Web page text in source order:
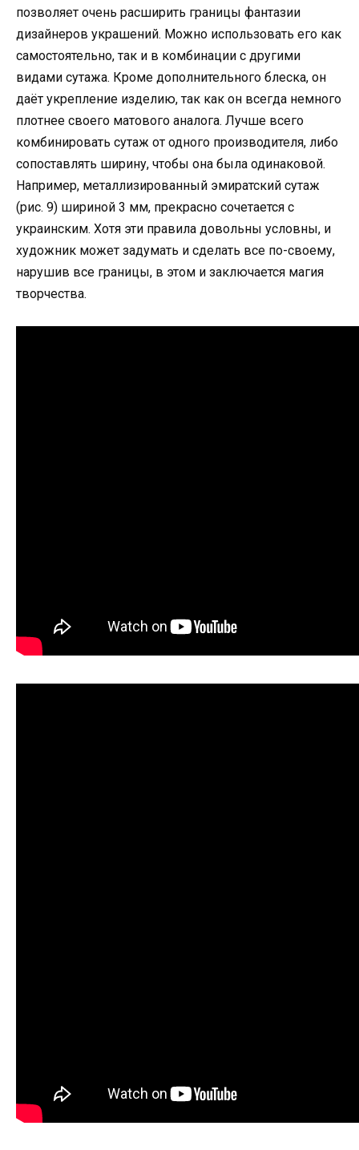
позволяет очень расширить границы фантазии
дизайнеров украшений. Можно использовать его как
самостоятельно, так и в комбинации с другими
видами сутажа. Кроме дополнительного блеска, он
даёт укрепление изделию, так как он всегда немного
плотнее своего матового аналога. Лучше всего
комбинировать сутаж от одного производителя, либо
сопоставлять ширину, чтобы она была одинаковой.
Например, металлизированный эмиратский сутаж
(рис. 9) шириной 3 мм, прекрасно сочетается с
украинским. Хотя эти правила довольны условны, и
художник может задумать и сделать все по-своему,
нарушив все границы, в этом и заключается магия
творчества.